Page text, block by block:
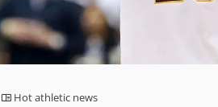
Hot athletic news